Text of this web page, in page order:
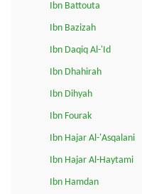
Ibn Battouta
Ibn Bazizah
Ibn Daqiq Al-'Id
Ibn Dhahirah
Ibn Dihyah
Ibn Fourak
Ibn Hajar Al-'Asqalani
Ibn Hajar Al-Haytami
Ibn Hamdan